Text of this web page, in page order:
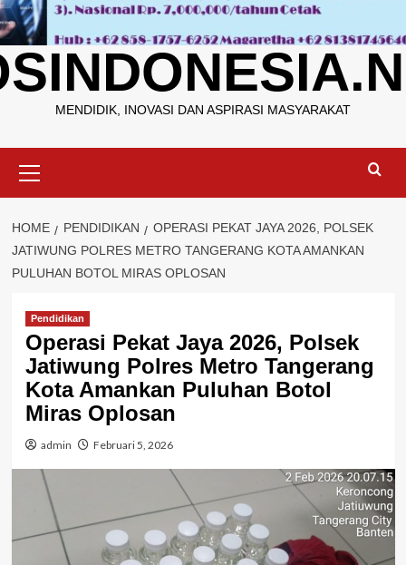
MENDIDIK, INOVASI DAN ASPIRASI MASYARAKAT
Menu
HOME PENDIDIKAN
OPERASI PEKAT JAYA 2026, POLSEK
JATIWUNG POLRES METRO TANGERANG KOTA AMANKAN
PULUHAN BOTOL MIRAS OPLOSAN
Pendidikan
Operasi Pekat Jaya 2026, Polsek
Jatiwung Polres Metro Tangerang
Kota Amankan Puluhan Botol
Miras Oplosan
admin Februari 5, 2026